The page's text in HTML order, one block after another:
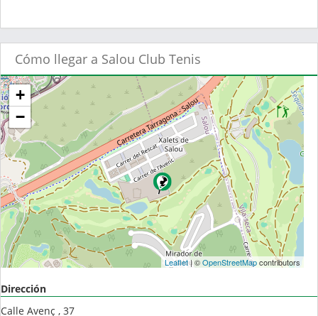
Cómo llegar a Salou Club Tenis
+
−
Leaflet| ©OpenStreetMapcontributors
Dirección
Calle Avenç , 37